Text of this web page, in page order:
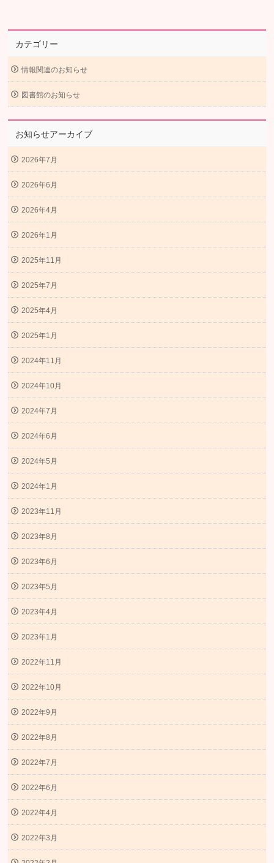
カテゴリー
情報関連のお知らせ
図書館のお知らせ
お知らせアーカイブ
2026年7月
2026年6月
2026年4月
2026年1月
2025年11月
2025年7月
2025年4月
2025年1月
2024年11月
2024年10月
2024年7月
2024年6月
2024年5月
2024年1月
2023年11月
2023年8月
2023年6月
2023年5月
2023年4月
2023年1月
2022年11月
2022年10月
2022年9月
2022年8月
2022年7月
2022年6月
2022年4月
2022年3月